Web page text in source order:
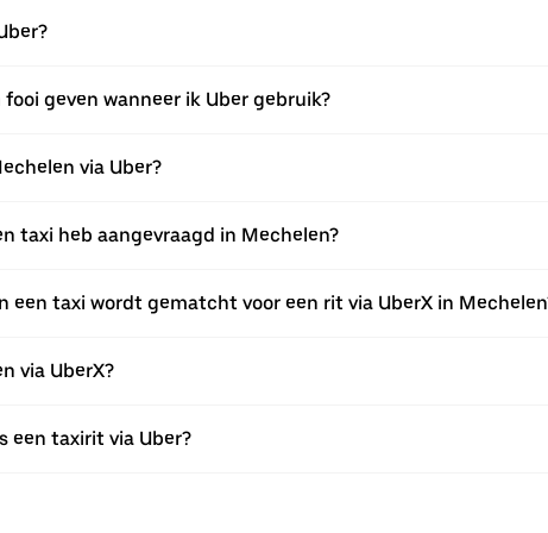
geven wanneer ik Uber gebruik?
via Uber?
taxi heb aangevraagd in Mechelen?
een taxi wordt gematcht voor een rit via UberX in
via UberX?
een taxirit via Uber?